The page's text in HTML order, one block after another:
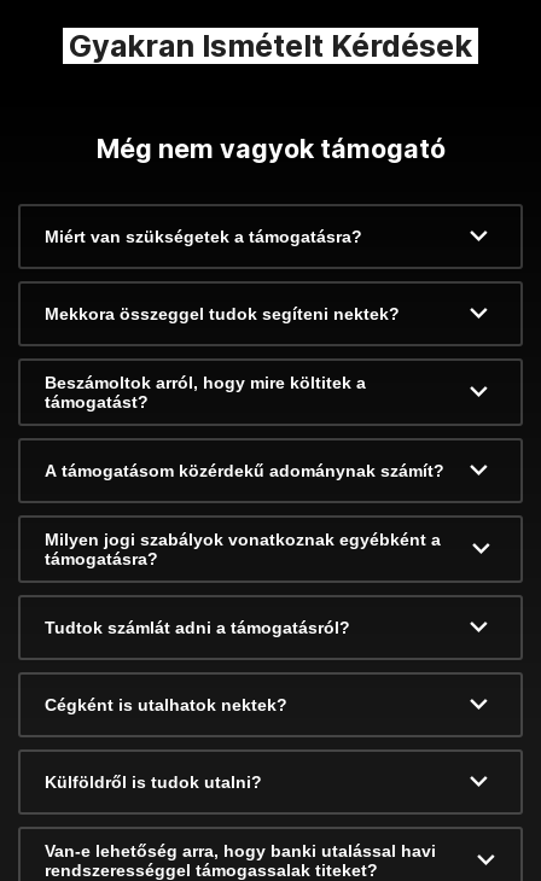
Gyakran Ismételt Kérdések
Még nem vagyok támogató
Miért van szükségetek a támogatásra?
Mekkora összeggel tudok segíteni nektek?
Beszámoltok arról, hogy mire költitek a
támogatást?
A támogatásom közérdekű adománynak számít?
Milyen jogi szabályok vonatkoznak egyébként a
támogatásra?
Tudtok számlát adni a támogatásról?
Cégként is utalhatok nektek?
Külföldről is tudok utalni?
Van-e lehetőség arra, hogy banki utalással havi
rendszerességgel támogassalak titeket?